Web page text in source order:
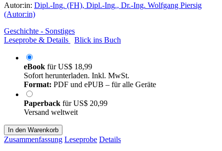
Autor:in: Dipl.-Ing. (FH), Dipl.-Ing., Dr.-Ing. Wolfgang Piersig
(Autor:in)
Geschichte - Sonstiges
Leseprobe & Details
Blick ins Buch
eBook fürUS$ 18,99
Sofort herunterladen. Inkl. MwSt.
Format: PDF und ePUB – für alle Geräte
Paperback fürUS$ 20,99
Versand weltweit
In den Warenkorb
Zusammenfassung Leseprobe Details